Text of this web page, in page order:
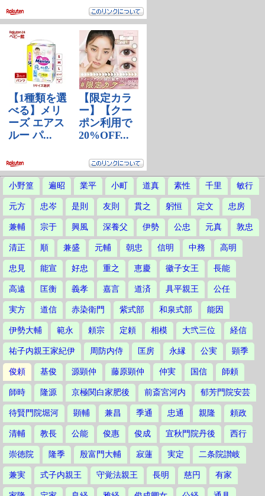
小野篁 遍昭 業平 小町 道真 素性 千里 敏行
元方 忠岑 是則 友則 貫之 躬恒 定文 忠房
兼輔 宗于 興風 深養父 伊勢 公忠 元真 敦忠
清正 順 兼盛 元輔 朝忠 信明 中務 高明
忠見 能宣 好忠 重之 恵慶 徽子女王 長能
高遠 匡衡 義孝 嘉言 道済 具平親王 公任
実方 道信 赤染衛門 紫式部 和泉式部 能因
伊勢大輔 範永 頼宗 定頼 相模 大弐三位 経信
祐子内親王家紀伊 周防内侍 匡房 永縁 公実 顕季
俊頼 基俊 源顕仲 藤原顕仲 仲実 国信 師頼
師時 隆源 京極関白家肥後 前斎宮河内 郁芳門院安芸
待賢門院堀河 顕輔 兼昌 季通 忠通 親隆 頼政
清輔 教長 公能 俊惠 俊成 宜秋門院丹後 西行
崇徳院 隆季 殷富門大輔 寂蓮 実定 二条院讃岐
兼実 式子内親王 守覚法親王 長明 慈円 有家